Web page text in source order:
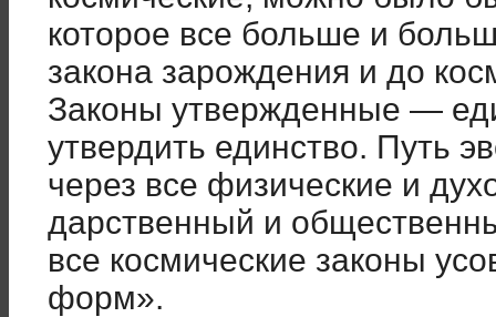
которое все больше и
закона зарождения и до
Законы утвержденные —
утвердить единство. Путь
через все физические и
дарственный и
все космические законы
форм».